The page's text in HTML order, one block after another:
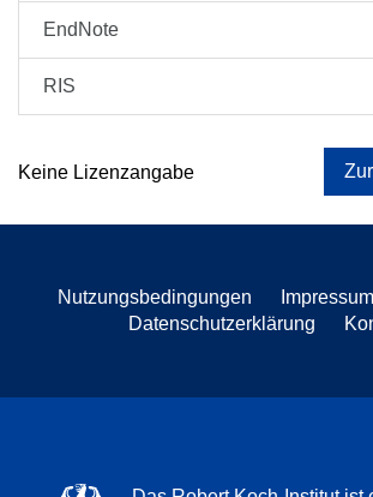
EndNote
RIS
Keine Lizenzangabe
Nutzungsbedingungen Impressum
Datenschutzerklärung